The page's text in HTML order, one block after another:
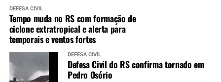
DEFESA CIVIL
Tempo muda no RS com formação de
ciclone extratropical e alerta para
temporais e ventos fortes
DEFESA CIVIL
Defesa Civil do RS confirma tornado em
Pedro Osório